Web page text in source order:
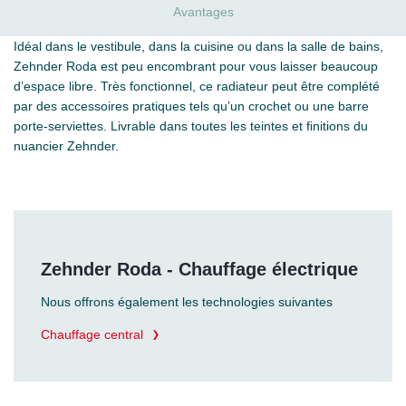
Avantages
Idéal dans le vestibule, dans la cuisine ou dans la salle de bains,
Zehnder Roda est peu encombrant pour vous laisser beaucoup
d’espace libre. Très fonctionnel, ce radiateur peut être complété
par des accessoires pratiques tels qu’un crochet ou une barre
porte-serviettes. Livrable dans toutes les teintes et finitions du
nuancier Zehnder.
Zehnder Roda - Chauffage électrique
Nous offrons également les technologies suivantes
Chauffage central